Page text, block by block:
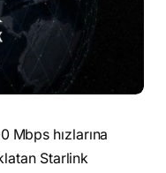
Mbps hızlarına
Starlink